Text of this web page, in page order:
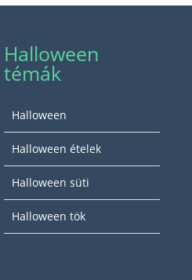
Halloween
témák
Halloween
Halloween ételek
Halloween süti
Halloween tök